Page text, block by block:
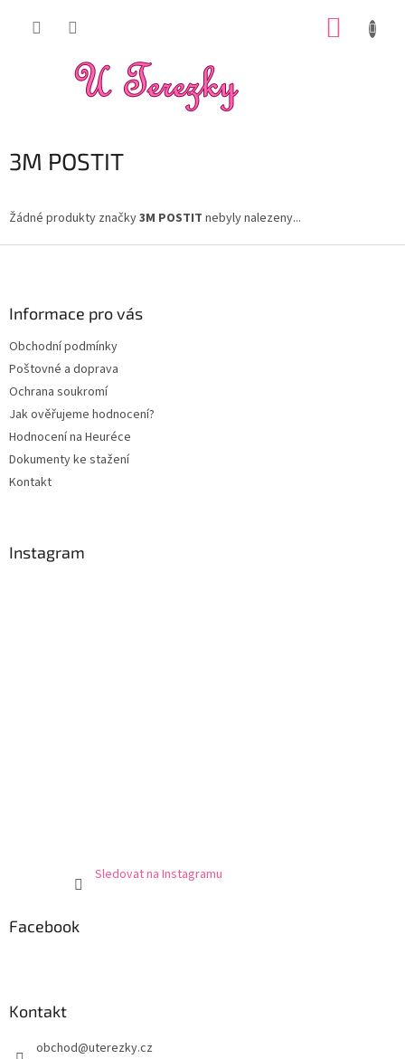
3M POSTIT
Žádné produkty značky3M POSTIT nebyly nalezeny...
Informace pro vás
Obchodní podmínky
Poštovné a doprava
Ochrana soukromí
Jak ověřujeme hodnocení?
Hodnocení na Heuréce
Dokumenty ke stažení
Kontakt
Instagram
Sledovat na Instagramu
Facebook
Kontakt
obchod@uterezky.cz